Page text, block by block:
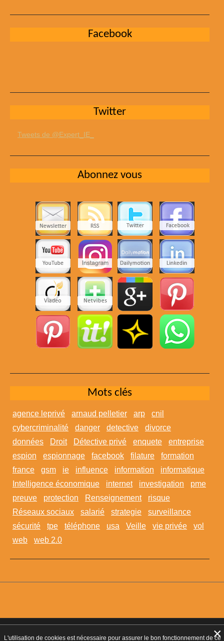
Facebook
Twitter
Tweets de @Expert_IE_
Abonnez vous
Mots clés
agence leprivé arnaud pelletier arp
cnil
cybercriminalité
danger detective
divorce
données
Droit Détective privé enquete
entreprise
espion
espionnage facebook filature
formation
france
gsm ie influence information
informatique
Intelligence économique
internet investigation
pme
preuve
protection Renseignement
risque
Réseaux sociaux
salarié strategie
surveillance
sécurité
tpe téléphone usa Veille vie privée
vol
web
web 2.0
Agrément CNAPS : AGD-095-2023-10-29-20180360642- Autorisation
L'utilisation de cookies est nécessaire pour assurer le bon fonctionnement de ce
×